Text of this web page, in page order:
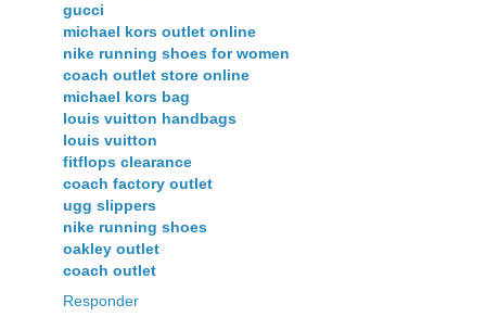
gucci
michael kors outlet online
nike running shoes for women
coach outlet store online
michael kors bag
louis vuitton handbags
louis vuitton
fitflops clearance
coach factory outlet
ugg slippers
nike running shoes
oakley outlet
coach outlet
Responder